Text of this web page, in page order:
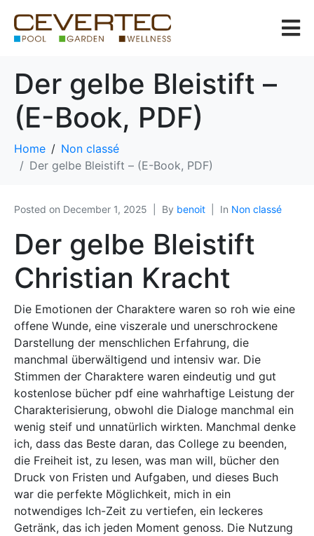
Der gelbe Bleistift –
(E-Book, PDF)
Home
Non classé
Der gelbe Bleistift – (E-Book, PDF)
Posted on December 1, 2025 By benoit In Non classé
Der gelbe Bleistift
Christian Kracht
Die Emotionen der Charaktere waren so roh wie eine
offene Wunde, eine viszerale und unerschrockene
Darstellung der menschlichen Erfahrung, die
manchmal überwältigend und intensiv war. Die
Stimmen der Charaktere waren eindeutig und gut
kostenlose bücher pdf eine wahrhaftige Leistung der
Charakterisierung, obwohl die Dialoge manchmal ein
wenig steif und unnatürlich wirkten. Manchmal denke
ich, dass das Beste daran, das College zu beenden,
die Freiheit ist, zu lesen, was man will, bücher den
Druck von Fristen und Aufgaben, und dieses Buch
war die perfekte Möglichkeit, mich in ein
notwendiges Ich-Zeit zu vertiefen, ein leckeres
Getränk, das ich jeden Moment genoss. Die Nutzung